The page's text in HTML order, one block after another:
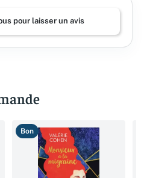
pour laisser un avis
Bon